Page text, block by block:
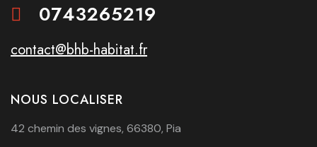
0743265219
contact@bhb-habitat.fr
NOUS LOCALISER
42 chemin des vignes, 66380, Pia